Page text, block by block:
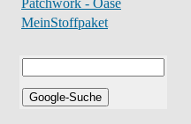
Patchwork - Oase
MeinStoffpaket